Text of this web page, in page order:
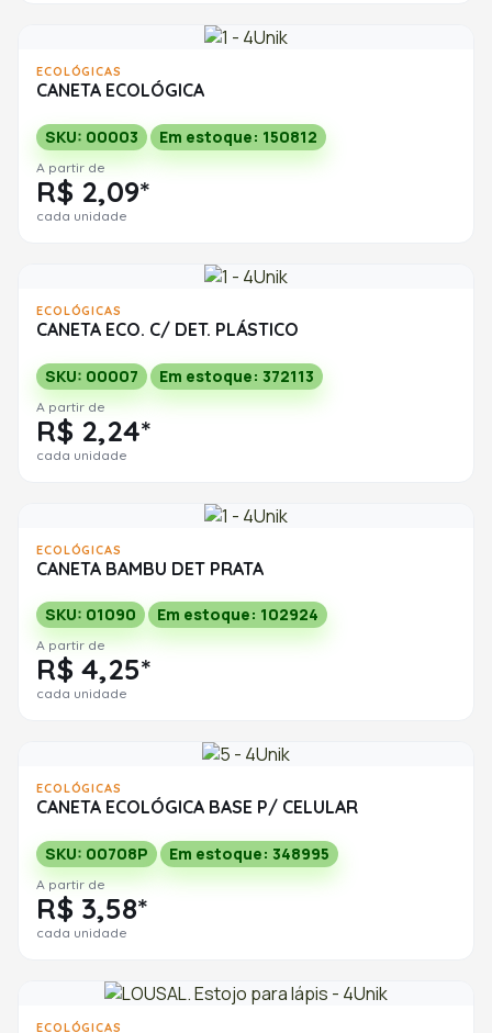
ECOLÓGICAS
CANETA ECOLÓGICA
SKU: 00003 Em estoque: 150812
A partir de
R$ 2,09*
cada unidade
ECOLÓGICAS
CANETA ECO. C/ DET. PLÁSTICO
SKU: 00007 Em estoque: 372113
A partir de
R$ 2,24*
cada unidade
ECOLÓGICAS
CANETA BAMBU DET PRATA
SKU: 01090 Em estoque: 102924
A partir de
R$ 4,25*
cada unidade
ECOLÓGICAS
CANETA ECOLÓGICA BASE P/ CELULAR
SKU: 00708P Em estoque: 348995
A partir de
R$ 3,58*
cada unidade
ECOLÓGICAS